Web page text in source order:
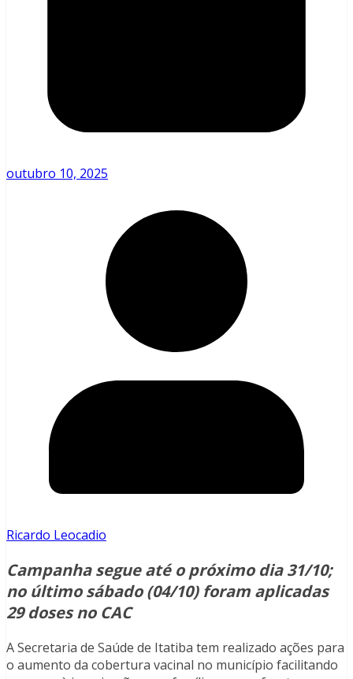
outubro 10, 2025
Ricardo Leocadio
Campanha segue até o próximo dia 31/10;
no último sábado (04/10) foram aplicadas
29 doses no CAC
A Secretaria de Saúde de Itatiba tem realizado ações para
o aumento da cobertura vacinal no município facilitando